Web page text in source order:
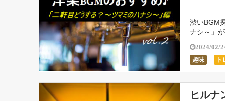
渋いBGM
ナシ～」
2024/02/
趣味
ヒルナ